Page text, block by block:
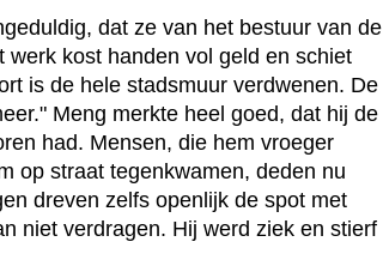
dat ze van het bestuur van de
kost handen vol geld en schiet
is de hele stadsmuur verdwenen. De
Meng merkte heel goed, dat hij de
had. Mensen, die hem vroeger
op straat tegenkwamen, deden nu
dreven zelfs openlijk de spot met
niet verdragen. Hij werd ziek en stierf